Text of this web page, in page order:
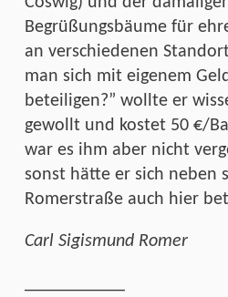
Begrüßungsbäume für
an verschiedenen
man sich mit eigenem
beteiligen?” wollte er
gewollt und kostet 50 €/
war es ihm aber nicht
sonst hätte er sich neben
Romerstraße auch hier
Carl Sigismund Romer